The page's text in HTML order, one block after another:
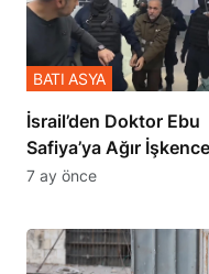
İsrail’den Doktor Ebu
Safiya’ya Ağır İşkence
BATI ASYA
7 ay önce